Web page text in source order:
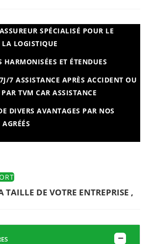
SPÉCIALISÉ POUR LE
LOGISTIQUE
HARMONISÉES ET ÉTENDUES
7 ASSISTANCE APRÈS ACCIDENT OU
TVM CAR ASSISTANCE
DIVERS AVANTAGES PAR NOS
TAILLE DE VOTRE ENTREPRISE ,